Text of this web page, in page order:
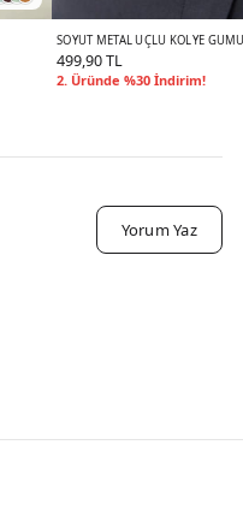
SOYUT METAL UÇLU KOLYE
499,90 TL
2. Üründe %30 İndirim!
Yorum Yaz